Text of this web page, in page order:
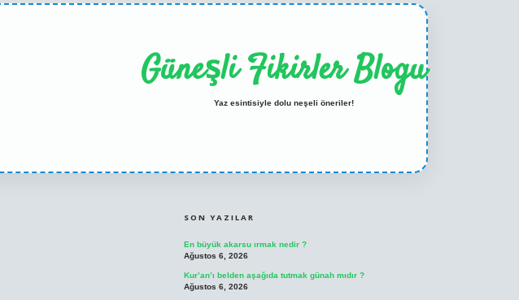
Güneşli Fikirler Blogu
Yaz esintisiyle dolu neşeli öneriler!
SON YAZILAR
En büyük akarsu ırmak nedir ?
Ağustos 6, 2026
Kur’an’ı belden aşağıda tutmak günah mıdır ?
Ağustos 6, 2026